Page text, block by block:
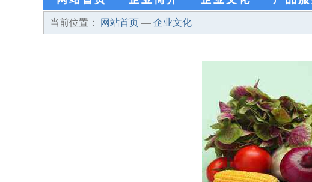
当前位置： 网站首页 — 企业文化